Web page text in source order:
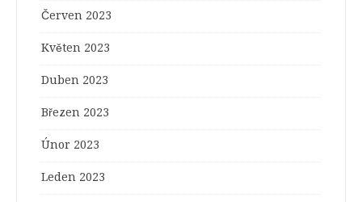
Červen 2023
Květen 2023
Duben 2023
Březen 2023
Únor 2023
Leden 2023